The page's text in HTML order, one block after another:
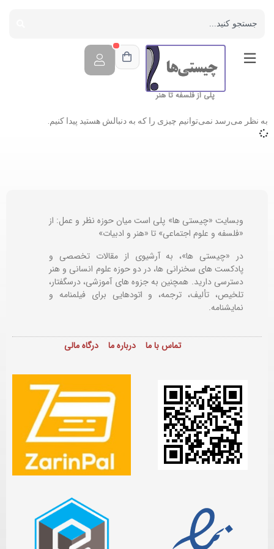
پلی از فلسفه تا هنر
به نظر می‌رسد نمی‌توانیم چیزی را که به دنبالش هستید پیدا کنیم.
وبسایت «چیستی ها» پلی است میان حوزه نظر و عمل: از
«فلسفه و علوم اجتماعی» تا «هنر و ادبیات»
در «چیستی ها»، به آرشیوی از مقالات تخصصی و
پادکست های سخنرانی ها، در دو حوزه علوم انسانی و هنر
دسترسی دارید. همچنین به جزوه های آموزشی، درسگفتار،
تلخیص، تألیف، ترجمه، و اتودهایی برایفیلمنامه و
نمایشنامه.
تماس با ما درباره ما درگاه مالی